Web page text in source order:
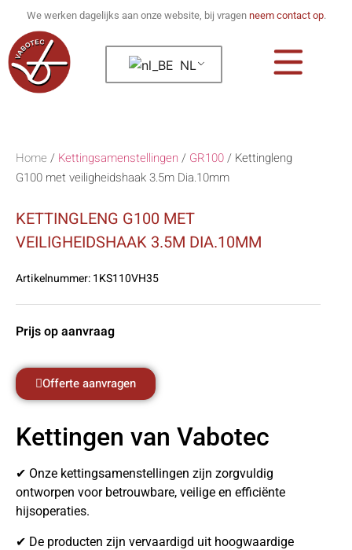
We werken dagelijks aan onze website, bij vragen neem contact op.
NL
Home / Kettingsamenstellingen / GR100/ Kettingleng
G100 met veiligheidshaak 3.5m Dia.10mm
KETTINGLENG G100 MET
VEILIGHEIDSHAAK 3.5M DIA.10MM
Artikelnummer:1KS110VH35
Prijs op aanvraag
Offerte aanvragen
Kettingen van Vabotec
✔ Onze kettingsamenstellingen zijn zorgvuldig
ontworpen voor betrouwbare, veilige en efficiënte
hijsoperaties.
✔ De producten zijn vervaardigd uit hoogwaardige